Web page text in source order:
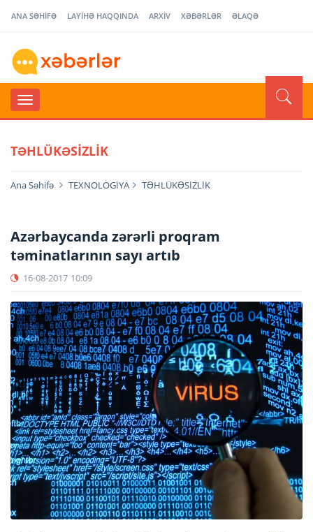
ANA SƏHİFƏ LAYİHƏ HAQQINDA ARXİV XƏBƏRLƏR ƏLAQƏ
TƏHLÜKƏSİZLİK
Ana Səhifə TEXNOLOGİYA TƏHLÜKƏSİZLİK
Azərbaycanda zərərli proqram
təminatlarının sayı artıb
16-08-2017 10:09